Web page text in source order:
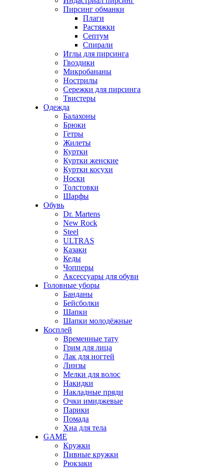
Пирсинг обманки
Плаги
Растяжки
Септум
Спирали
Иглы для пирсинга
Гвоздики
Микробананы
Нострилы
Сережки для пирсинга
Твистеры
Одежда
Балахоны
Брюки
Гетры
Жилеты
Куртки
Куртки женские
Куртки косухи
Носки
Толстовки
Шарфы
Обувь
Dr. Martens
New Rock
Steel
ULTRAS
Казаки
Кеды
Чопперы
Аксессуары для обуви
Головные уборы
Банданы
Бейсболки
Шапки
Шапки молодёжные
Косплей
Временные тату
Грим для лица
Лак для ногтей
Линзы
Мелки для волос
Накидки
Накладные пряди
Очки имиджевые
Парики
Помада
Хна для тела
GAME
Кружки
Пивные кружки
Рюкзаки